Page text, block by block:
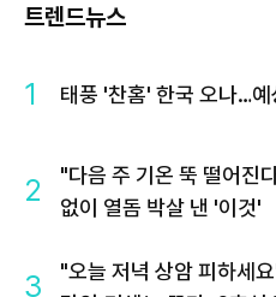
트렌드뉴스
1 태풍 '찬홈' 한국 오나…예
2
"다음 주 기온 뚝 떨어진
없이 열돔 박살 낸 '이것'
3
"오늘 저녁 상암 피하세